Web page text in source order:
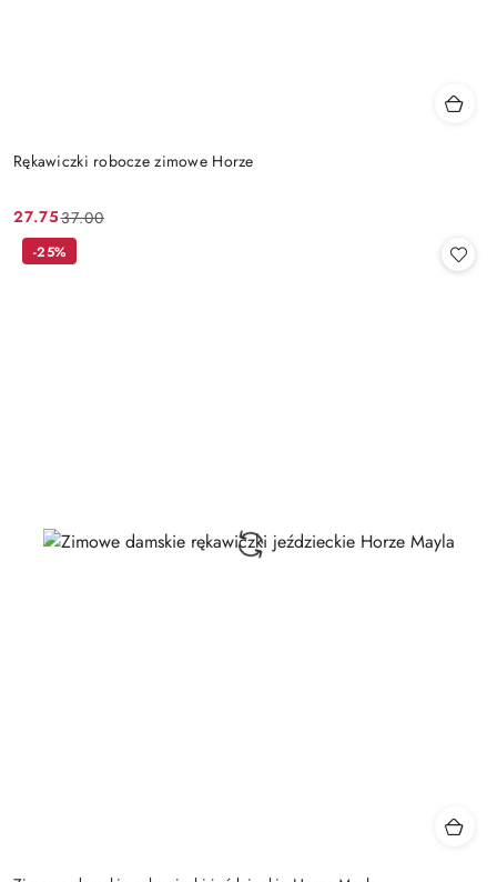
Rękawiczki robocze zimowe Horze
Cena
promocyjna:
27.75
Cena
przed
37.00
-25%